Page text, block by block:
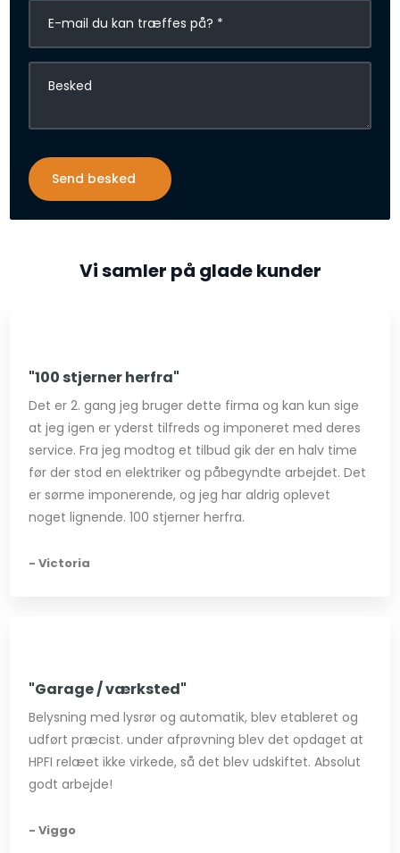
Vi samler på glade kunder​
"100 stjerner herfra​"
Det er 2. gang jeg bruger dette firma og kan kun sige
at jeg igen er yderst tilfreds og imponeret med deres
service. Fra jeg modtog et tilbud gik der en halv time
før der stod en elektriker og påbegyndte arbejdet. Det
er sørme imponerende, og jeg har aldrig oplevet
noget lignende. 100 stjerner herfra​.
- Victoria
"Garage / værksted"
Belysning med lysrør og automatik, blev etableret og
udført præcist. under afprøvning blev det opdaget at
HPFI relæet ikke virkede, så det blev udskiftet. Absolut
godt arbejde!
- Viggo